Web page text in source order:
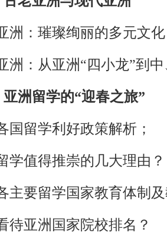
璀璨绚丽的多元文化
从亚洲“四小龙”到中
亚洲留学的“迎春之旅”
学利好政策解析；
得推崇的几大理由？
留学国家教育体制及
亚洲国家院校排名？